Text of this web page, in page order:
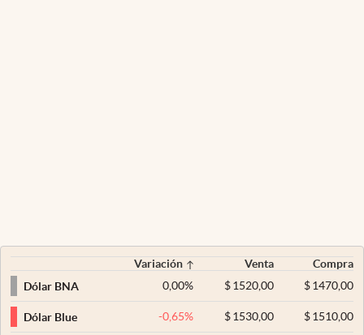
Variación Venta
Compra
Dólar BNA
0,00% $ 1520,00 $1470,00
Dólar Blue -0,65% $ 1530,00 $1510,00